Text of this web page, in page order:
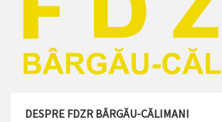
DESPRE FDZR BÂRGĂU-CĂLIMANI